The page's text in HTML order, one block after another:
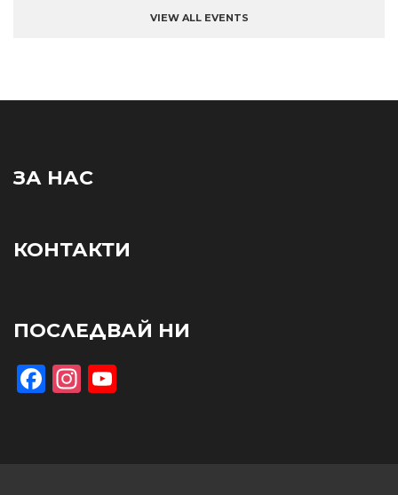
VIEW ALL EVENTS
ЗА НАС
КОНТАКТИ
ПОСЛЕДВАЙ НИ
Facebook
Instagram